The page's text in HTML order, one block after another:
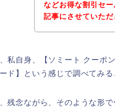
などお得な割引セ
記事にさせていただ
私自身、【ソミート クーポ
ド】という感じで調べてみる
残念ながら、そのような形